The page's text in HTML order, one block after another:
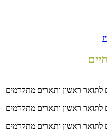
לתואר ראשון ותארים מתקדמים
לתואר ראשון ותארים מתקדמים
לתואר ראשון ותארים מתקדמים